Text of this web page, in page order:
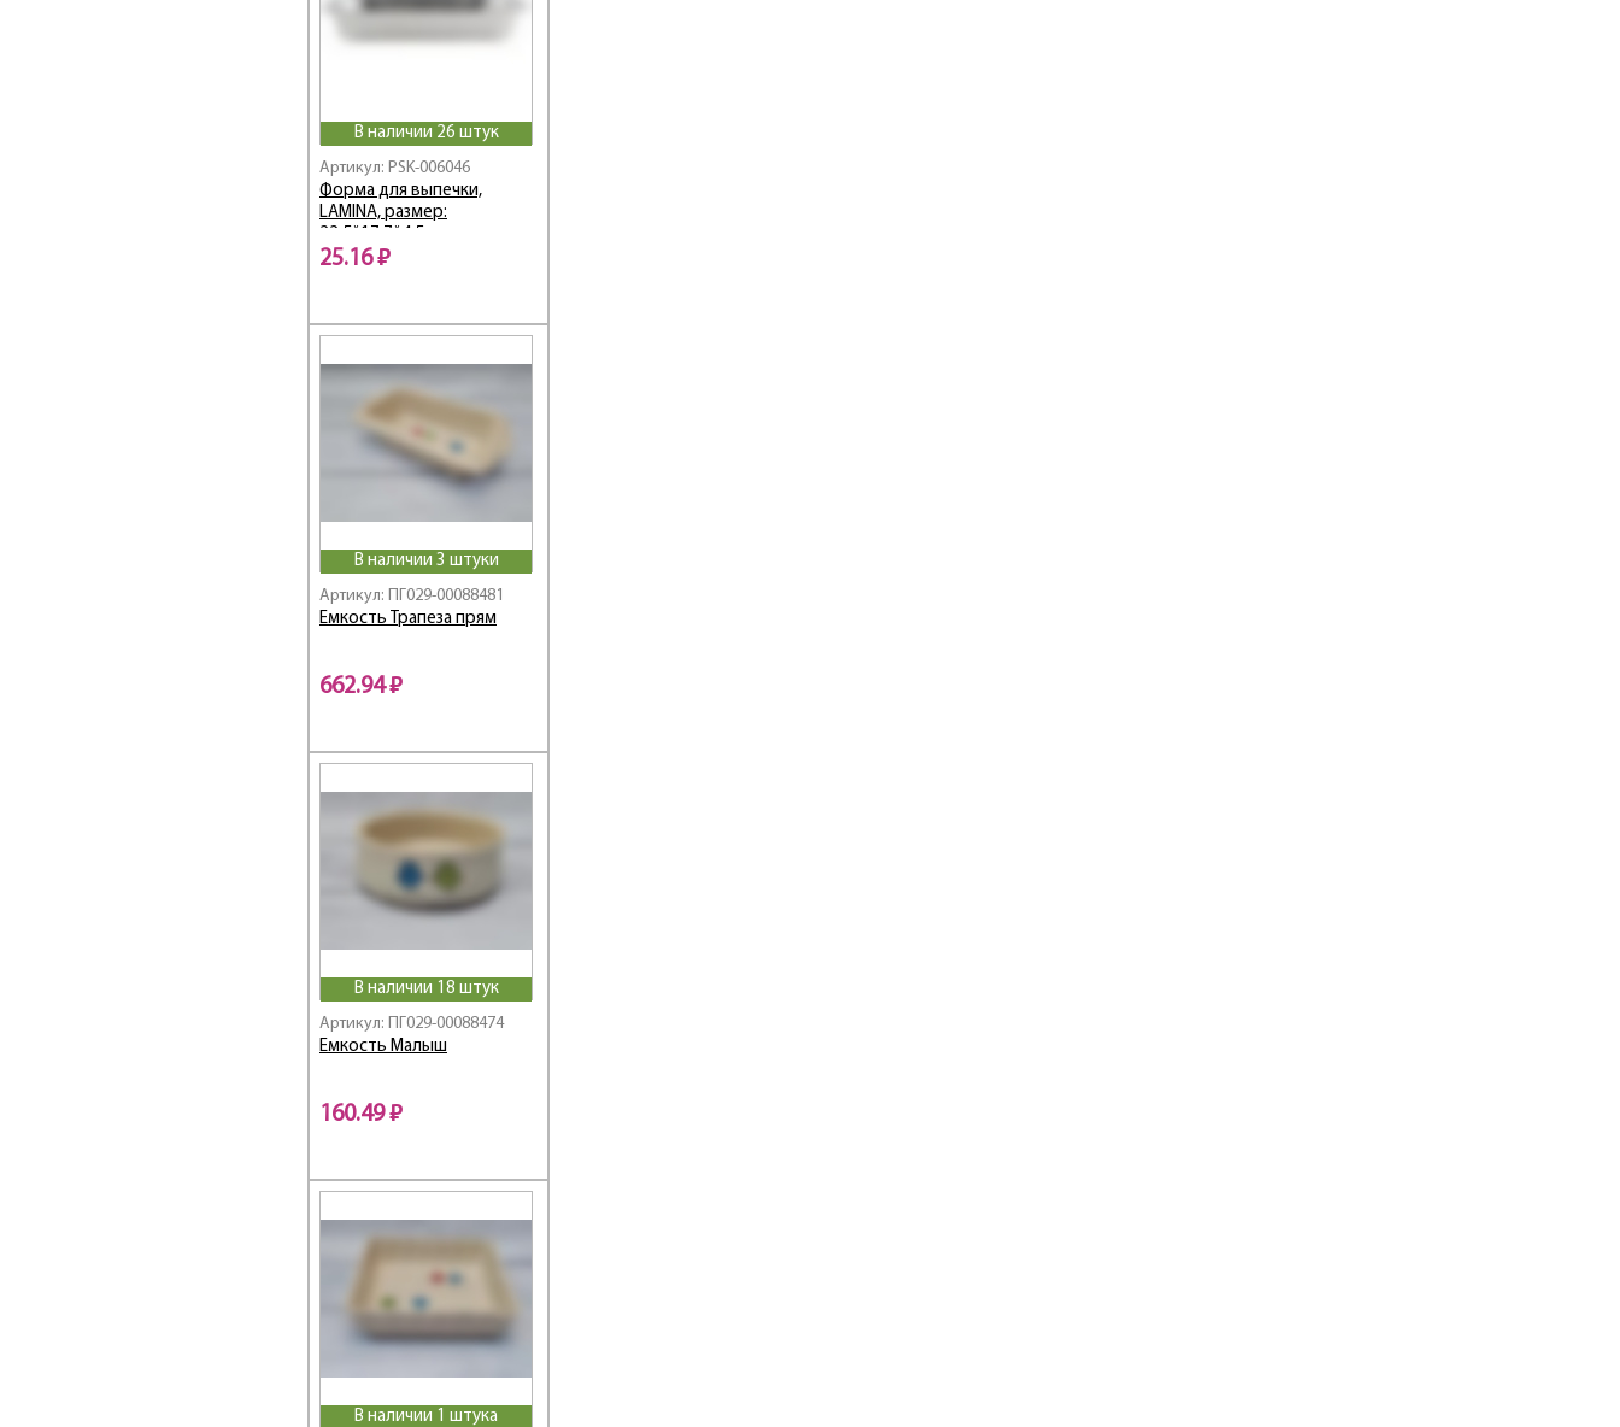
В наличии 26 штук
Артикул: PSK-006046
Форма для выпечки,
LAMINA, размер:
фольги, прямоугольная,
25.16 ₽
В наличии 3 штуки
Артикул: ПГ029-00088481
Емкость Трапеза прям
662.94 ₽
В наличии 18 штук
Артикул: ПГ029-00088474
Емкость Малыш
160.49 ₽
В наличии 1 штука